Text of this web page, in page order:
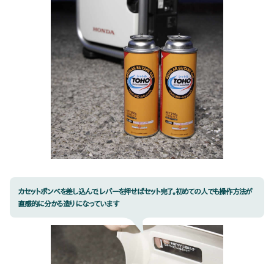
カセットボンベを差し込んで、レバーを押せばセット完了。初めての人でも操作方法が
直感的に分かる造りになっています